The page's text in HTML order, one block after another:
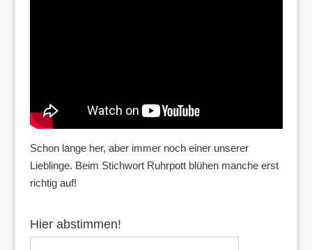
Schon lange her, aber immer noch einer unserer
Lieblinge. Beim Stichwort Ruhrpott blühen manche erst
richtig auf!
Hier abstimmen!